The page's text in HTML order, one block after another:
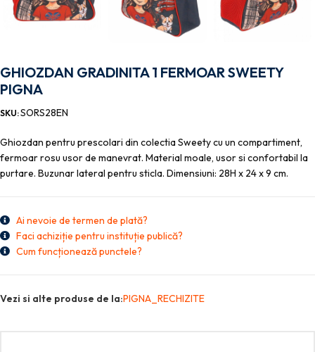
GHIOZDAN GRADINITA 1 FERMOAR SWEETY
PIGNA
SKU:SORS28EN
Ghiozdan pentru prescolari din colectia Sweety cu un compartiment,
fermoar rosu usor de manevrat. Material moale, usor si confortabil la
purtare. Buzunar lateral pentru sticla. Dimensiuni: 28H x 24 x 9 cm.
Ai nevoie de termen de plată?
Faci achiziție pentru instituție publică?
Cum funcționează punctele?
Vezi si alte produse de la:PIGNA_RECHIZITE